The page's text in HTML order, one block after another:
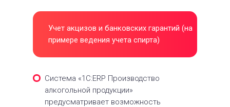
Учет акцизов и банковских гарантий (на
примере ведения учета спирта)
Система «1С:ERP Производство
алкогольной продукции»
предусматривает возможность